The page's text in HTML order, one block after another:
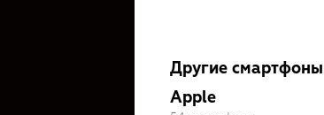
Другие смартфоны
Apple